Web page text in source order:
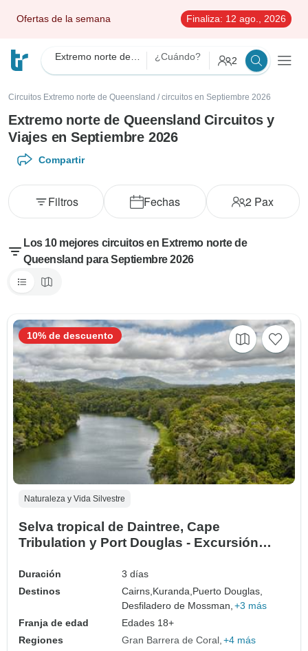
Ofertas de la semana Finaliza: 12 ago., 2026
¿Cuándo? 2
Circuitos Extremo norte de Queensland / circuitos en Septiembre 2026
Extremo norte de Queensland Circuitos y
Viajes en Septiembre 2026
Compartir
Fechas 2 Pax
Filtros
Los 10 mejores circuitos en Extremo norte de
Queensland para Septiembre 2026
Naturaleza y Vida Silvestre
Selva tropical de Daintree, Cape
Tribulation y Port Douglas - Excursión
Duración
3 días
Destinos
Cairns, Kuranda, Puerto Douglas,
Desfiladero de Mossman, +3 más
Franja de edad
Edades 18+
Regiones
Gran Barrera de Coral +4 más
10% de descuento